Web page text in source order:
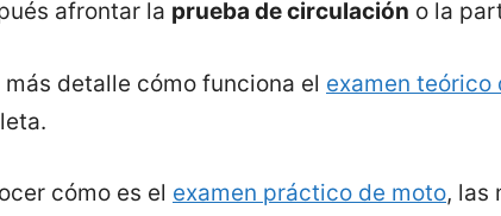
afrontar la prueba de circulación o la
detalle cómo funciona el examen teórico
cómo es el examen práctico de moto, las